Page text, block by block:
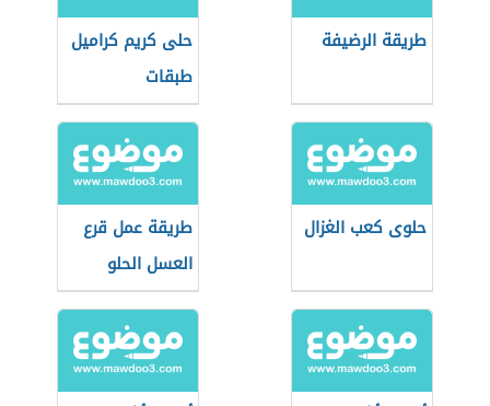
طريقة الرضيفة
حلى كريم كراميل
طبقات
حلوى كعب الغزال
طريقة عمل قرع
العسل الحلو